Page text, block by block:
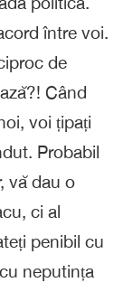
între voi.
de
Când
voi țipați
Probabil
vă dau o
ci al
penibil cu
neputința